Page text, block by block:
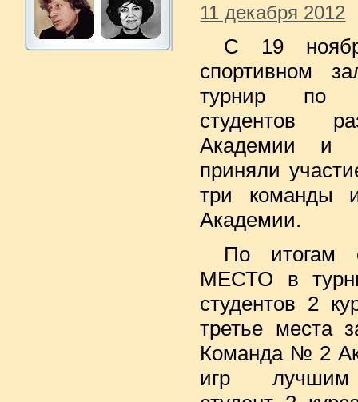
11 декабря 2012
С 19
спортивном
турнир по
студентов
Академии и
приняли
три команды
Академии.
По итогам
МЕСТО в
студентов 2
третье
Команда № 2
игр лучшим